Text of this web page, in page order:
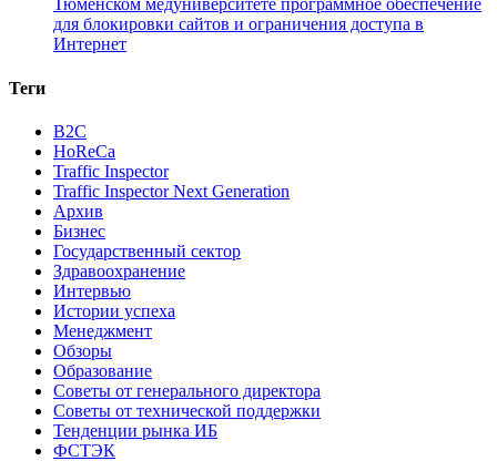
Тюменском медуниверситете программное обеспечение
для блокировки сайтов и ограничения доступа в
Интернет
Теги
B2C
HoReCa
Traffic Inspector
Traffic Inspector Next Generation
Архив
Бизнес
Государственный сектор
Здравоохранение
Интервью
Истории успеха
Менеджмент
Обзоры
Образование
Советы от генерального директора
Советы от технической поддержки
Тенденции рынка ИБ
ФСТЭК